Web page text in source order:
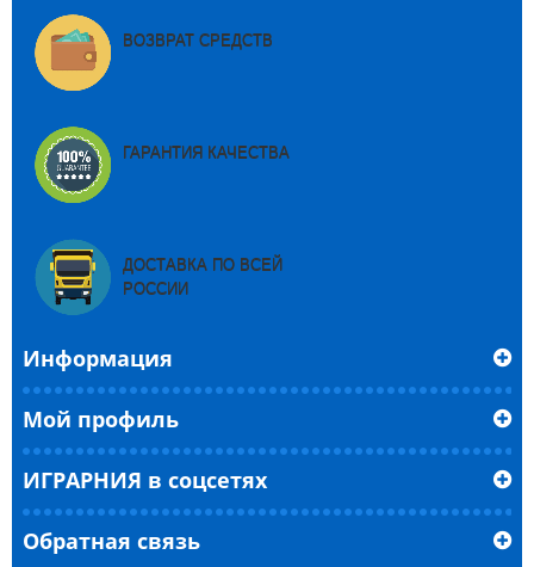
ВОЗВРАТ СРЕДСТВ
ГАРАНТИЯ КАЧЕСТВА
ДОСТАВКА ПО ВСЕЙ
РОССИИ
Информация
Мой профиль
ИГРАРНИЯ в соцсетях
Обратная связь